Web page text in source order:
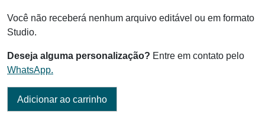
Você não receberá nenhum arquivo editável ou em formato
Studio.
Deseja alguma personalização? Entre em contato pelo
WhatsApp.
Adicionar ao carrinho